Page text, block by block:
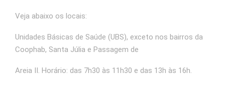
Veja abaixo os locais:
Unidades Básicas de Saúde (UBS), exceto nos bairros da
Coophab, Santa Júlia e Passagem de
Areia II. Horário: das 7h30 às 11h30 e das 13h às 16h.